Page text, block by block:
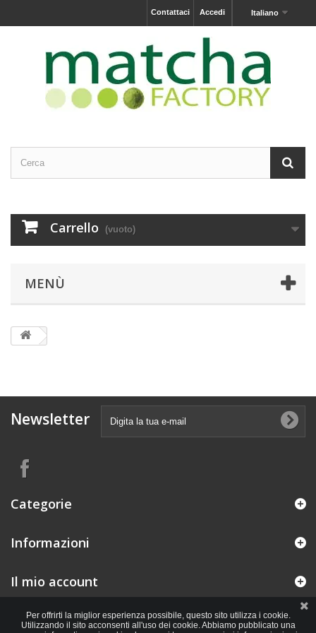
Italiano
Accedi
Contattaci
Carrello (vuoto)
MENÙ
Newsletter
Categorie
Informazioni
Il mio account
Per offrirti la miglior esperienza possibile, questo sito utilizza i cookie.
Utilizzando il sito acconsenti all'uso dei cookie. Abbiamo pubblicato una